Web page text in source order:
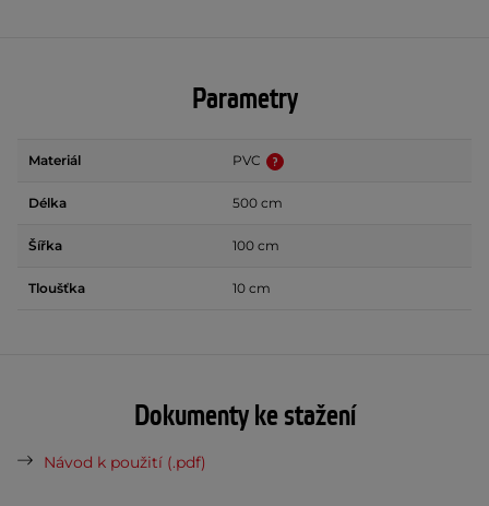
Parametry
Materiál PVC
Délka 500 cm
Šířka 100 cm
Tloušťka 10 cm
Dokumenty ke stažení
Návod k použití (.pdf)